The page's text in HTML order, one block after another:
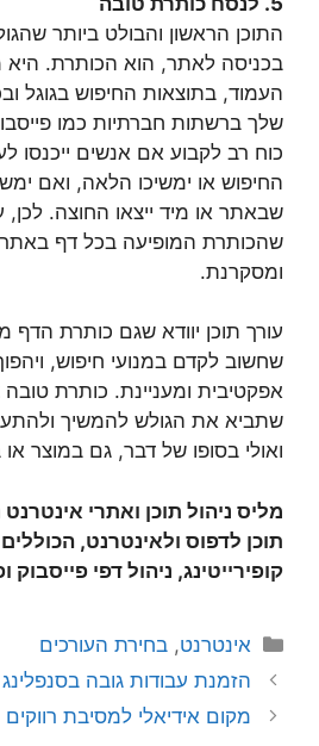
התוכן הראשון והבולט ביותר
בכניסה לאתר, הוא הכותרת. היא
העמוד, בתוצאות החיפוש בגוגל
שלך ברשתות חברתיות כמו
כוח רב לקבוע אם אנשים ייכנסו
החיפוש או ימשיכו הלאה, ואם
שבאתר או מיד ייצאו החוצה. לכן,
שהכותרת המופיעה בכל דף באתר
ומסקרנת.
עורך תוכן יוודא שגם כותרת הדף
שחשוב לקדם במנועי חיפוש,
אפקטיבית ומעניינת. כותרת טובה
שתביא את הגולש להמשיך
ואולי בסופו של דבר, גם במוצר
מליס ניהול תוכן ואתרי
תוכן לדפוס ולאינטרנט, הכוללים
קופירייטינג, ניהול דפי
קטגוריות
אינטרנט,בחירת העורכים
הזמנת עבודות גובה בסנפלינג
מקום אידיאלי למסיבת רווקים